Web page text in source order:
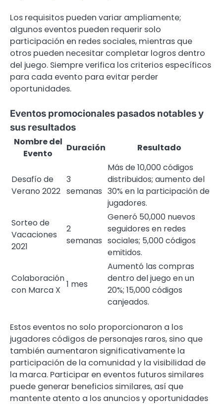
Los requisitos pueden variar ampliamente;
algunos eventos pueden requerir solo
participación en redes sociales, mientras que
otros pueden necesitar completar logros dentro
del juego. Siempre verifica los criterios específicos
para cada evento para evitar perder
oportunidades.
Eventos promocionales pasados notables y
sus resultados
Nombre del
Evento
Duración Resultado
Desafío de
Verano 2022
3
semanas
Más de 10,000 códigos
distribuidos; aumento del
30% en la participación de
jugadores.
Sorteo de
Vacaciones
2021
2
semanas
Generó 50,000 nuevos
seguidores en redes
sociales; 5,000 códigos
emitidos.
Colaboración
con Marca X
1 mes
Aumentó las compras
dentro del juego en un
20%; 15,000 códigos
canjeados.
Estos eventos no solo proporcionaron a los
jugadores códigos de personajes raros, sino que
también aumentaron significativamente la
participación de la comunidad y la visibilidad de
la marca. Participar en eventos futuros similares
puede generar beneficios similares, así que
mantente atento a los anuncios y oportunidades